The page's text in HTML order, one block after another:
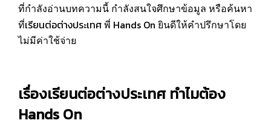
ที่กำลังอ่านบทความนี้ กำลังสนใจศึกษาข้อมูล หรือค้นหา
ที่เรียนต่อต่างประเทศ พี่ Hands On ยินดีให้คำปรึกษาโดย
ไม่มีค่าใช้จ่าย
เรื่องเรียนต่อต่างประเทศ ทำไมต้อง
Hands On